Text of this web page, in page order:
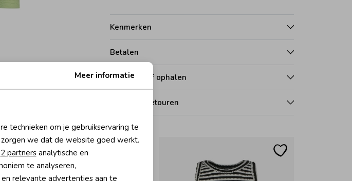
Kenmerken
Betalen
Bezorgen of ophalen
Ruilen en retouren
Marketing cookies
Meer informatie
technieken om je gebruikservaring te
we dat de website goed werkt.
2 partnersanalytische en
te analyseren,
relevante advertenties aan te